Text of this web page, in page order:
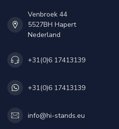
Venbroek 44
5527BH Hapert
Nederland
+31(0)6 17413139
+31(0)6 17413139
info@hi-stands.eu